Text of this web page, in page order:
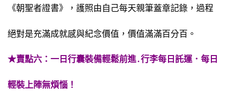
《朝聖者證書》，護照由自己每天親筆蓋章記錄，過程
絕對是充滿成就感與紀念價值，價值滿滿百分百。
★賣點六：一日行囊裝備輕鬆前進․行李每日託運．每日
輕裝上陣無煩惱！